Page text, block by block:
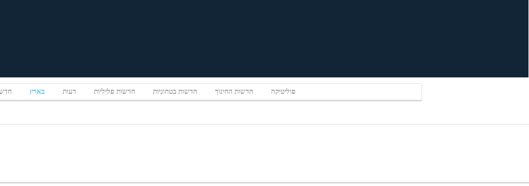
פוליטיקה חדשות החינוך חדשות בטחוניות חדשות פליליות דעות בארץ